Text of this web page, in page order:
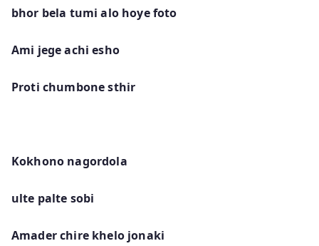
bhor bela tumi alo hoye foto
Ami jege achi esho
Proti chumbone sthir
Kokhono nagordola
ulte palte sobi
Amader chire khelo jonaki